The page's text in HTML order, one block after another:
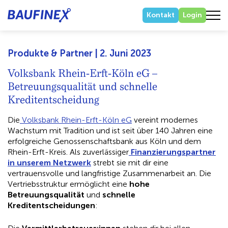
Kontakt Login
Produkte & Partner | 2. Juni 2023
Volksbank Rhein-Erft-Köln eG –
Betreuungsqualität und schnelle
Kreditentscheidung
Die Volksbank Rhein-Erft-Köln eG vereint modernes
Wachstum mit Tradition und ist seit über 140 Jahren eine
erfolgreiche Genossenschaftsbank aus Köln und dem
Rhein-Erft-Kreis. Als zuverlässiger Finanzierungspartner
in unserem Netzwerk strebt sie mit dir eine
vertrauensvolle und langfristige Zusammenarbeit an. Die
Vertriebsstruktur ermöglicht eine hohe
Betreuungsqualität und schnelle
Kreditentscheidungen: